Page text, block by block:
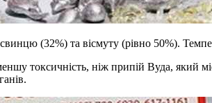
(32%) та вісмуту (рівно 50%).
токсичність, ніж припій Вуда, який